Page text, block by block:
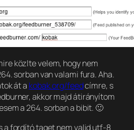
közlte velem, hogy nem
sorban van valami fura. Aha.
át a kobak.org/feedcímre, s
akkor majd átirányítom
a 264. sorban a bibit. 🙂
a fordító taget nem valid utf-8